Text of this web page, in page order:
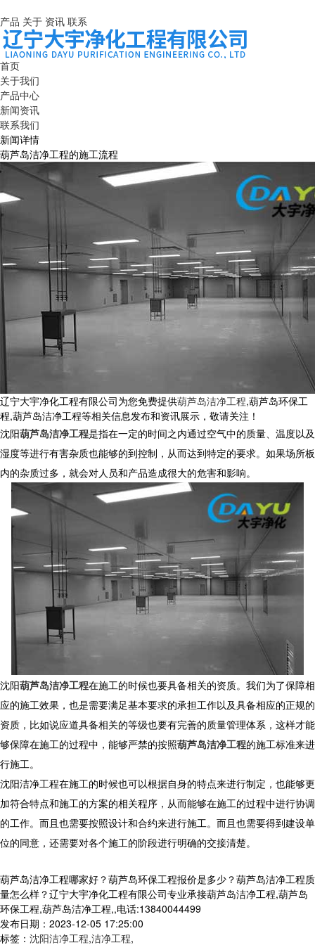
产品 关于 资讯 联系
首页
关于我们
产品中心
新闻资讯
联系我们
新闻详情
葫芦岛洁净工程的施工流程
辽宁大宇净化工程有限公司为您免费提供葫芦岛洁净工程,葫芦岛环保工
程,葫芦岛洁净工程等相关信息发布和资讯展示，敬请关注！
沈阳葫芦岛洁净工程是指在一定的时间之内通过空气中的质量、温度以及
湿度等进行有害杂质也能够的到控制，从而达到特定的要求。如果场所板
内的杂质过多，就会对人员和产品造成很大的危害和影响。
沈阳葫芦岛洁净工程在施工的时候也要具备相关的资质。我们为了保障相
应的施工效果，也是需要满足基本要求的承担工作以及具备相应的正规的
资质，比如说应道具备相关的等级也要有完善的质量管理体系，这样才能
够保障在施工的过程中，能够严禁的按照葫芦岛洁净工程的施工标准来进
行施工。
沈阳洁净工程在施工的时候也可以根据自身的特点来进行制定，也能够更
加符合特点和施工的方案的相关程序，从而能够在施工的过程中进行协调
的工作。而且也需要按照设计和合约来进行施工。而且也需要得到建设单
位的同意，还需要对各个施工的阶段进行明确的交接清楚。
葫芦岛洁净工程哪家好？葫芦岛环保工程报价是多少？葫芦岛洁净工程质
量怎么样？辽宁大宇净化工程有限公司专业承接葫芦岛洁净工程,葫芦岛
环保工程,葫芦岛洁净工程,,电话:13840044499
发布日期：2023-12-05 17:25:00
标签： 沈阳洁净工程,洁净工程,